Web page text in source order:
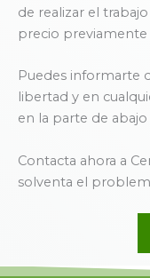
de realizar el
precio previamente
Puedes informarte
libertad y en
en la parte de
Contacta ahora a
solventa el